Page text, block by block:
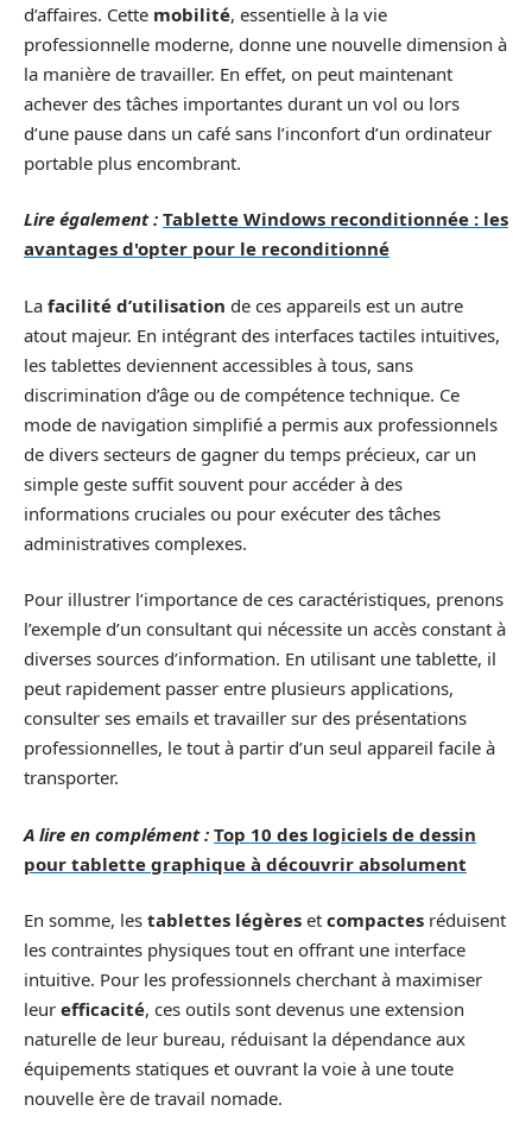
d’affaires. Cette mobilité, essentielle à la vie
professionnelle moderne, donne une nouvelle dimension à
la manière de travailler. En effet, on peut maintenant
achever des tâches importantes durant un vol ou lors
d’une pause dans un café sans l’inconfort d’un ordinateur
portable plus encombrant.
Lire également : Tablette Windows reconditionnée : les
avantages d'opter pour le reconditionné
La facilité d’utilisation de ces appareils est un autre
atout majeur. En intégrant des interfaces tactiles intuitives,
les tablettes deviennent accessibles à tous, sans
discrimination d’âge ou de compétence technique. Ce
mode de navigation simplifié a permis aux professionnels
de divers secteurs de gagner du temps précieux, car un
simple geste suffit souvent pour accéder à des
informations cruciales ou pour exécuter des tâches
administratives complexes.
Pour illustrer l’importance de ces caractéristiques, prenons
l’exemple d’un consultant qui nécessite un accès constant à
diverses sources d’information. En utilisant une tablette, il
peut rapidement passer entre plusieurs applications,
consulter ses emails et travailler sur des présentations
professionnelles, le tout à partir d’un seul appareil facile à
transporter.
A lire en complément : Top 10 des logiciels de dessin
pour tablette graphique à découvrir absolument
En somme, les tablettes légères et compactes réduisent
les contraintes physiques tout en offrant une interface
intuitive. Pour les professionnels cherchant à maximiser
leur efficacité, ces outils sont devenus une extension
naturelle de leur bureau, réduisant la dépendance aux
équipements statiques et ouvrant la voie à une toute
nouvelle ère de travail nomade.